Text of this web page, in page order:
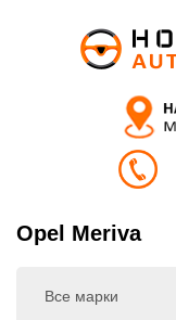
Opel Meriva